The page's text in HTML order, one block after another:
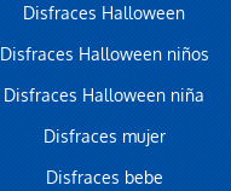
Disfraces Halloween
Disfraces Halloween niños
Disfraces Halloween niña
Disfraces mujer
Disfraces bebe